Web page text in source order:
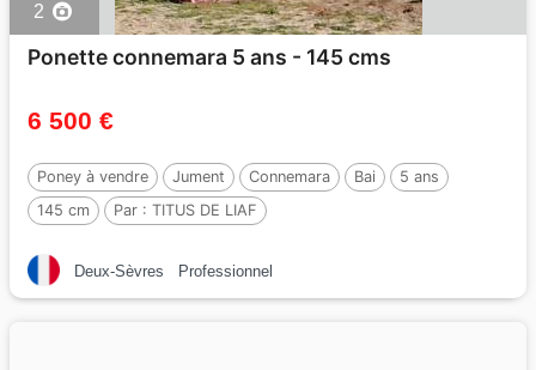
2
Ponette connemara 5 ans - 145 cms
6 500 €
Poney à vendre Jument Connemara Bai
5 ans
145 cm
Par : TITUS DE LIAF
Deux-Sèvres Professionnel